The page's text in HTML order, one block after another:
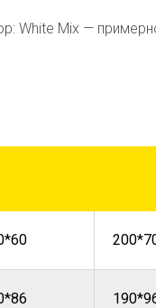
White Mix —